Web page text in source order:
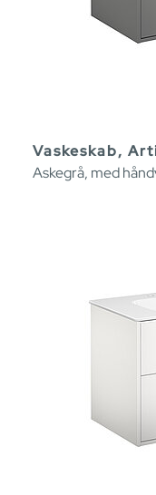
Vaskeskab,
Askegrå, med